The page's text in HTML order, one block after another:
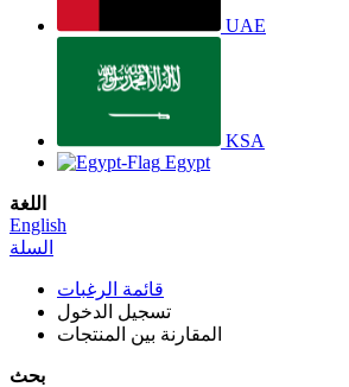
UAE
KSA
Egypt
اللغة
English
السلة
قائمة الرغبات
تسجيل الدخول
المقارنة بين المنتجات
بحث